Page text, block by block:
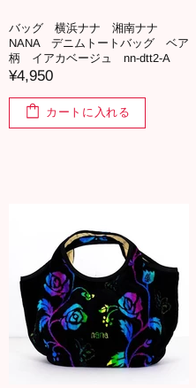
バッグ 横浜ナナ 湘南ナナ
NANA デニムトートバッグ ベア
柄 イアカベージュ nn-dtt2-A
¥4,950
カートに入れる